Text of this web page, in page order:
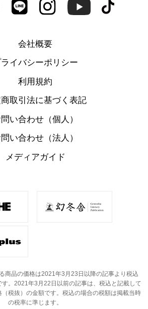
会社概要
イバシーポリシー
利用規約
取引法に基づく表記
い合わせ（個人）
い合わせ（法人）
メディアガイド
商品の価格は2021年3月23日以降の記事より税込
。 2021年3月22日以前の記事は、税込と記載して
税抜）の金額です。 税込の場合の税額は掲載当時
の税率に準じます。